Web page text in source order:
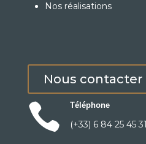
Nos réalisations
Nous contacter
 Téléphone
(+33) 6 84 25 45 31